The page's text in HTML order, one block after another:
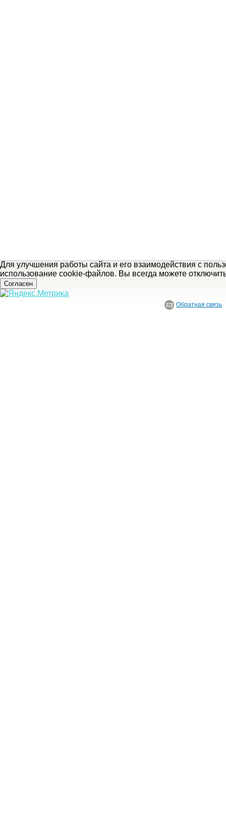
Для улучшения работы сайта и его взаимодействия с
использование cookie-файлов. Вы всегда можете
Согласен
Обратная связь